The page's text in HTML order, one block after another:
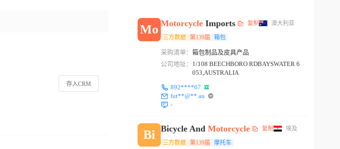
存入CRM
Mo Motorcycle Imports 复制 澳大利亚
三方数据 第139届 箱包
采购清单：箱包制品及皮具产品
公司地址： 1/108 BEECHBORO RDBAYSWATER 6
053,AUSTRALIA
892****67
fut**@**.au
-
Bi Bicycle AndMotorcycle 复制 埃及
三方数据 第139届 摩托车